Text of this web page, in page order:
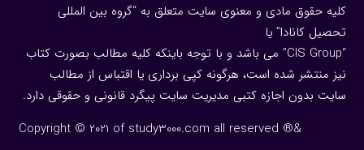
کلیه حقوق مادی و معنوی سایت متعلق به “گروه بین المللی
تحصیل کانادا” یا
“CIS Group” می باشد و با توجه باینکه کلیه مطالب بصورت کتاب
نیز منتشر شده است، هرگونه كپی برداری یا اقتباس از مطالب
سایت بدون اجازه كتبی مدیریت سایت پیگرد قانونی و حقوقی دارد.
Copyright © 2021 of study3000.com all reserved ®&